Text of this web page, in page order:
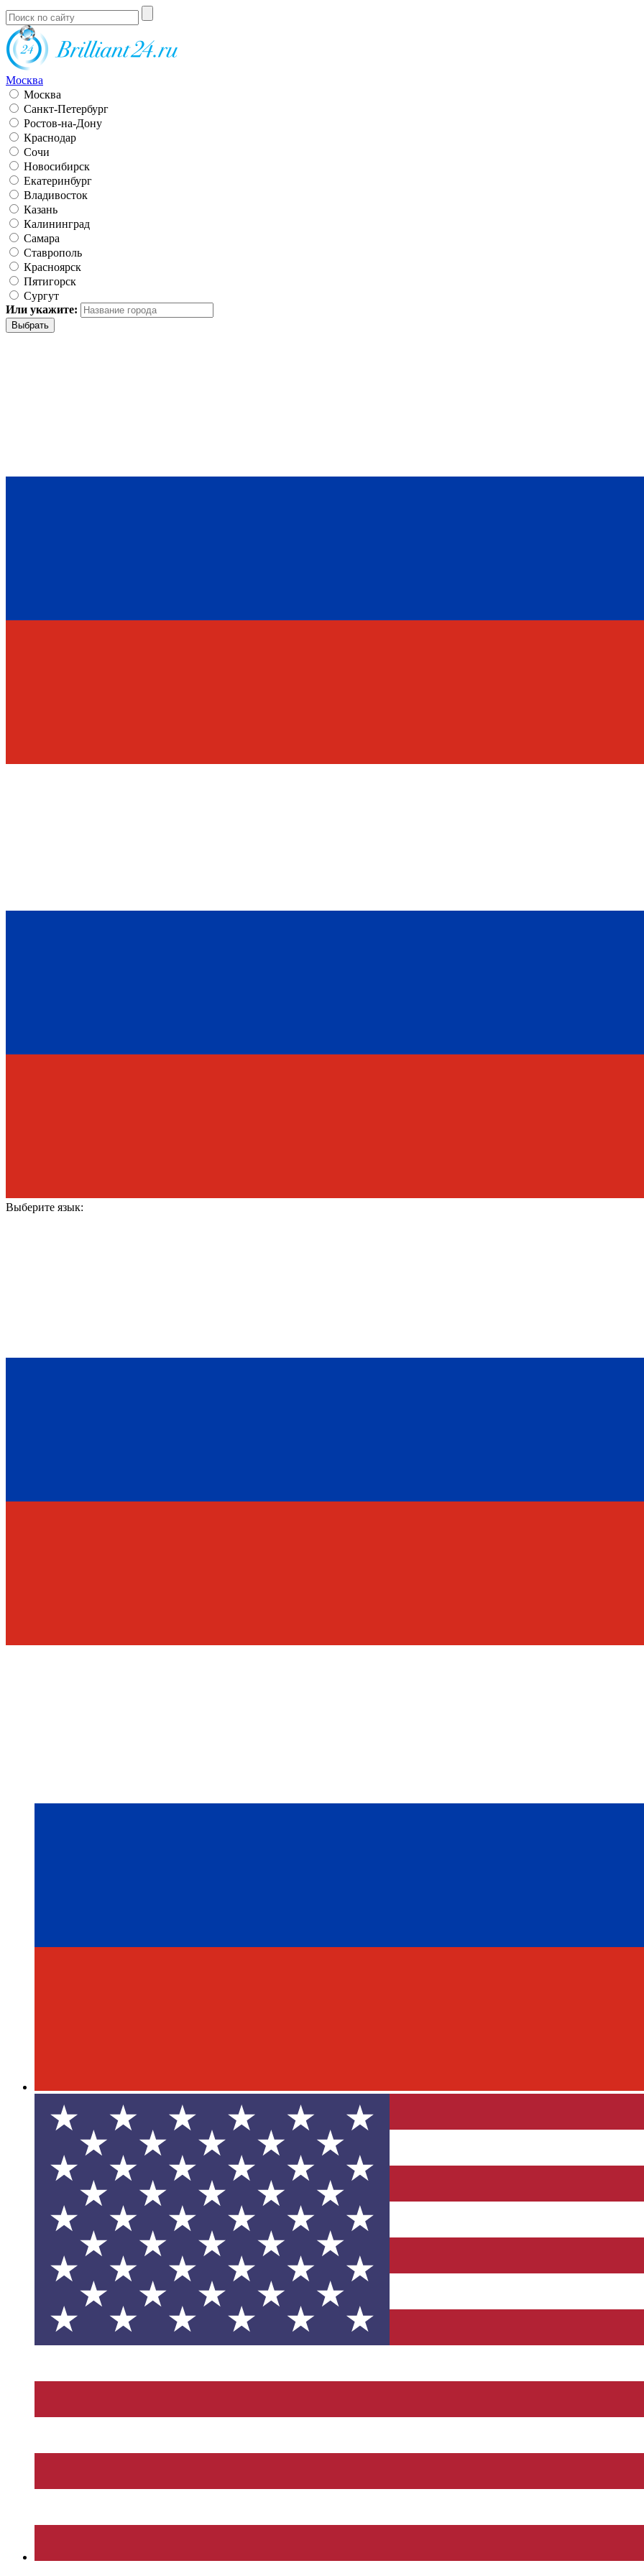
Москва
Москва
Санкт-Петербург
Ростов-на-Дону
Краснодар
Сочи
Новосибирск
Екатеринбург
Владивосток
Казань
Калининград
Самара
Ставрополь
Красноярск
Пятигорск
Сургут
Или укажите:
Выберите язык: